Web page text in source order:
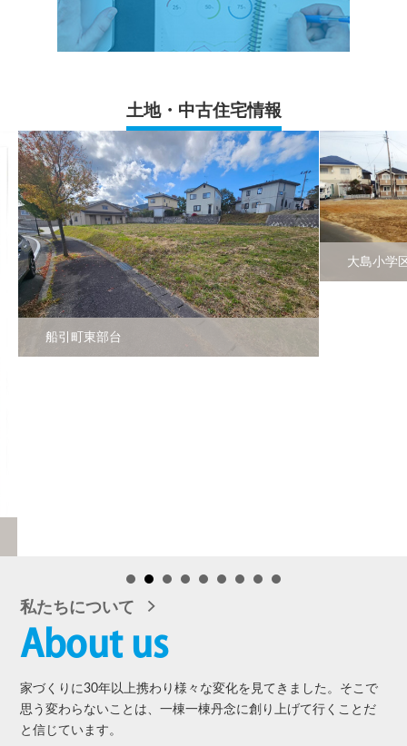
土地・中古住宅情報
船引町東部台
大島小学
私たちについて
About us
家づくりに30年以上携わり様々な変化を見てきました。そこで
思う変わらないことは、一棟一棟丹念に創り上げて行くことだ
と信じています。